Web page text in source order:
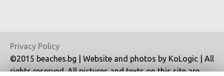
Privacy Policy
©2015 beaches.bg | Website and photos by KoLogic | All
rights reserved. All pictures and texts on this site are